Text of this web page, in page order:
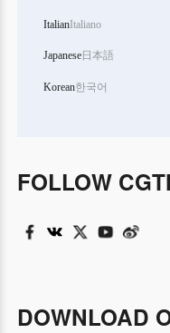
ItalianItaliano
Japanese日本語
Korean한국어
FOLLOW
DOWNLOAD